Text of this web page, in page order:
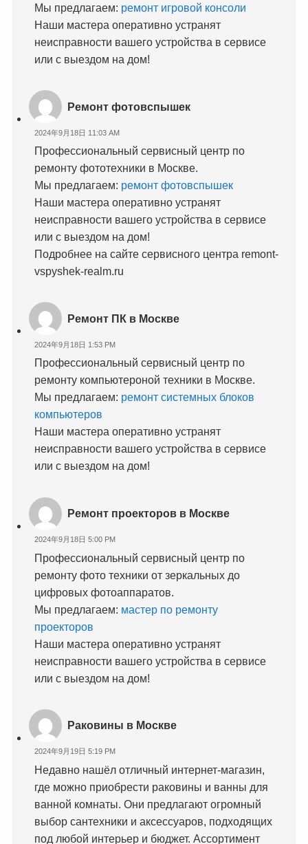
Мы предлагаем: ремонт игровой консоли
Наши мастера оперативно устранят
неисправности вашего устройства в сервисе
или с выездом на дом!
Ремонт фотовспышек
2024年9月18日 11:03 AM
Профессиональный сервисный центр по
ремонту фототехники в Москве.
Мы предлагаем: ремонт фотовспышек
Наши мастера оперативно устранят
неисправности вашего устройства в сервисе
или с выездом на дом!
Подробнее на сайте сервисного центра remont-
vspyshek-realm.ru
Ремонт ПК в Москве
2024年9月18日 1:53 PM
Профессиональный сервисный центр по
ремонту компьютероной техники в Москве.
Мы предлагаем: ремонт системных блоков
компьютеров
Наши мастера оперативно устранят
неисправности вашего устройства в сервисе
или с выездом на дом!
Ремонт проекторов в Москве
2024年9月18日 5:00 PM
Профессиональный сервисный центр по
ремонту фото техники от зеркальных до
цифровых фотоаппаратов.
Мы предлагаем: мастер по ремонту
проекторов
Наши мастера оперативно устранят
неисправности вашего устройства в сервисе
или с выездом на дом!
Раковины в Москве
2024年9月19日 5:19 PM
Недавно нашёл отличный интернет-магазин,
где можно приобрести раковины и ванны для
ванной комнаты. Они предлагают огромный
выбор сантехники и аксессуаров, подходящих
под любой интерьер и бюджет. Ассортимент